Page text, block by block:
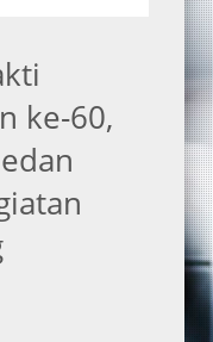
ke-60,